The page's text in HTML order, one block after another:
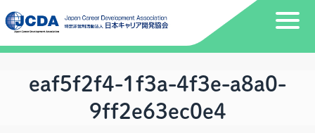
eaf5f2f4-1f3a-4f3e-a8a0-
9ff2e63ec0e4